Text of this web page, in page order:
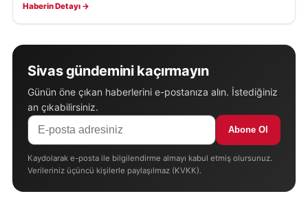
Haberin Detayı →
Sivas gündemini kaçırmayın
Günün öne çıkan haberlerini e-postanıza alın. İstediğiniz
an çıkabilirsiniz.
Abone Ol
Kaydolarak e-posta ile bilgilendirme almayı kabul etmiş olursunuz.
Verileriniz üçüncü kişilerle paylaşılmaz (KVKK).